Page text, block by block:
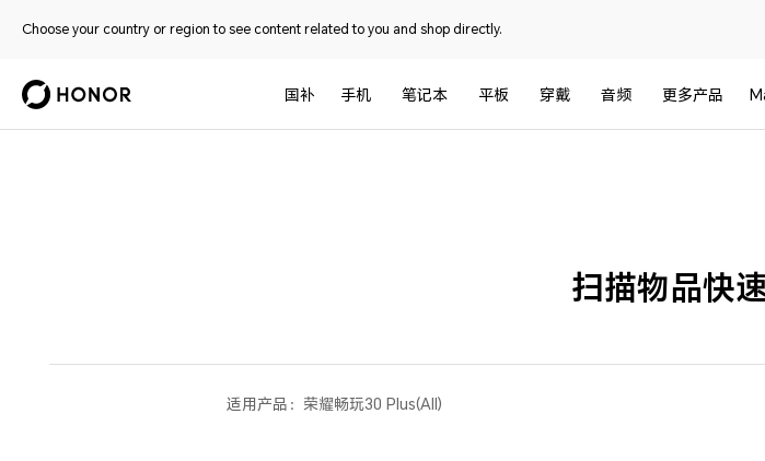
Choose your country or region to see content related to you and shop directly.
国补 手机 笔记本 平板 穿戴 音频 更多产品
扫描物品快
适用产品： 荣耀畅玩30 Plus(All)